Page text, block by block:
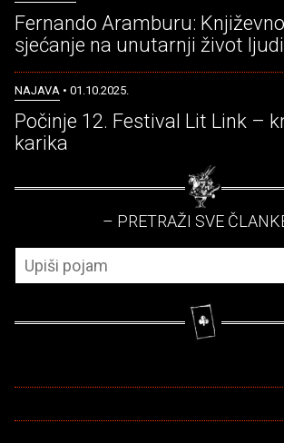
Fernando Aramburu:
sjećanje na unutarnji život ljudi
NAJAVA • 01.10.2025.
Počinje 12. Festival Lit Link –
karika
– PRETRAŽI SVE